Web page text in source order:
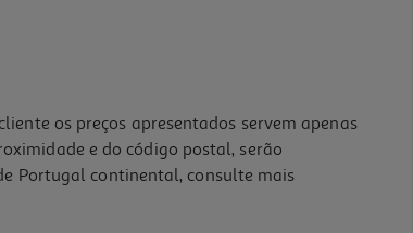
os preços apresentados servem apenas
e do código postal, serão
Portugal continental, consulte mais